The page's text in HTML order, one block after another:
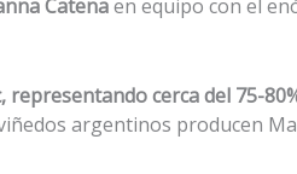
Catenaen equipo con el
cerca del 75-
argentinos producen